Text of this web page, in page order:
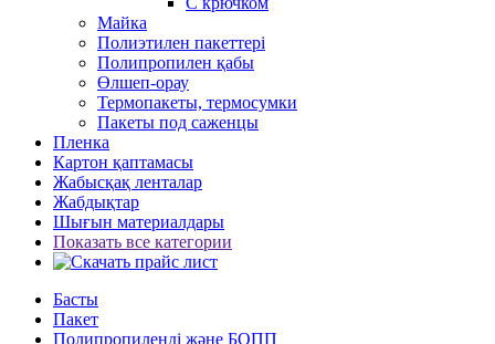
Майка
Полиэтилен пакеттері
Полипропилен қабы
Өлшеп-орау
Термопакеты, термосумки
Пакеты под саженцы
Пленка
Картон қаптамасы
Жабысқақ ленталар
Жабдықтар
Шығын материалдары
Показать все категории
Басты
Пакет
Полипропиленді және БОПП